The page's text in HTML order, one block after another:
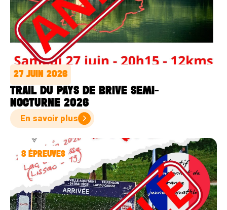
27 JUIN 2026
TRAIL DU PAYS DE BRIVE SEMI-
NOCTURNE 2026
En savoir plus
8 ÉPREUVES